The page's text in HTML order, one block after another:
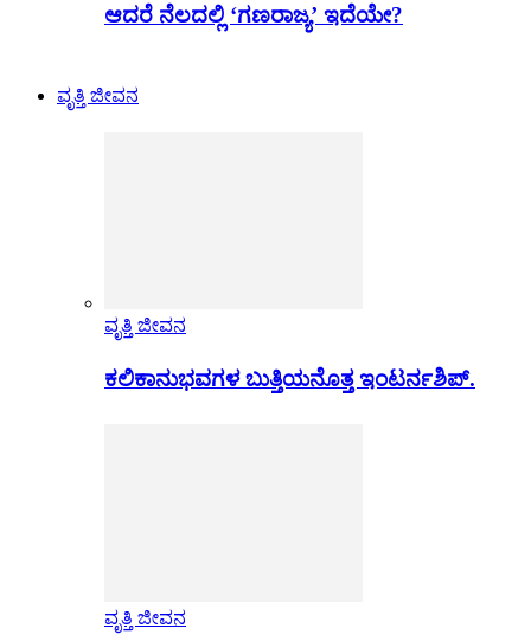
ಆದರೆ ನೆಲದಲ್ಲಿ ‘ಗಣರಾಜ್ಯ’ ಇದೆಯೇ?
ವೃತ್ತಿ ಜೀವನ
ವೃತ್ತಿ ಜೀವನ
ಕಲಿಕಾನುಭವಗಳ ಬುತ್ತಿಯನೊತ್ತ ಇಂಟರ್ನಶಿಪ್.
ವೃತ್ತಿ ಜೀವನ